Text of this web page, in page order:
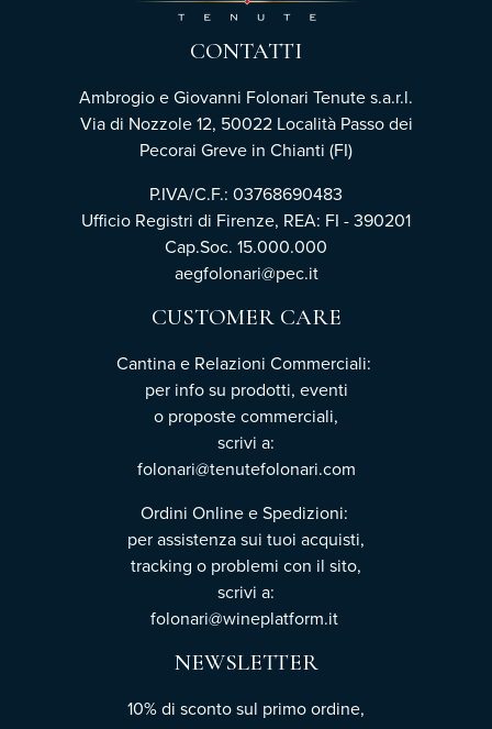
CONTATTI
Ambrogio e Giovanni Folonari Tenute s.a.r.l.
Via di Nozzole 12, 50022 Località Passo dei
Pecorai Greve in Chianti (FI)
P.IVA/C.F.: 03768690483
Ufficio Registri di Firenze, REA: FI - 390201
Cap.Soc. 15.000.000
aegfolonari@pec.it
CUSTOMER CARE
Cantina e Relazioni Commerciali:
per info su prodotti, eventi
o proposte commerciali,
scrivi a:
folonari@tenutefolonari.com
Ordini Online e Spedizioni:
per assistenza sui tuoi acquisti,
tracking o problemi con il sito,
scrivi a:
folonari@wineplatform.it
NEWSLETTER
10% di sconto sul primo ordine,